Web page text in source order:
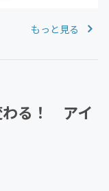
もっと見る
る！ アイ